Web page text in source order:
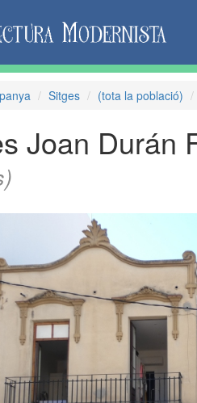
Sitges (tota la població)
Joan Durán